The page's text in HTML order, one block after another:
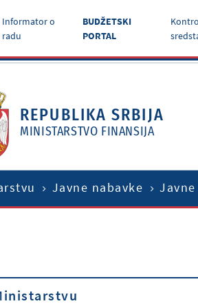
Informator o
radu
BUDŽETSKI
PORTAL
REPUBLIKA SRBIJA
MINISTARSTVO FINANSIJA
Javne nabavke